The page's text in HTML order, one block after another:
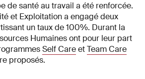
de santé au travail a été renforcée.
et Exploitation a engagé deux
un taux de 100%. Durant la
Humaines ont pour leur part
Self CareetTeam Care
proposés.